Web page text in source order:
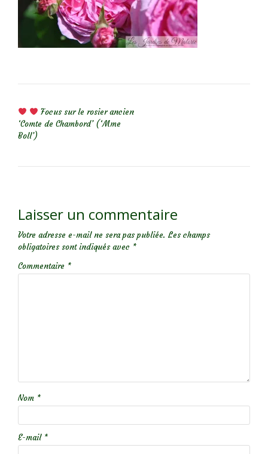
Focus sur le rosier ancien
‘Comte de Chambord’ (‘Mme
Boll’)
Laisser un commentaire
Votre adresse e-mail ne sera pas publiée. Les champs
obligatoires sont indiqués avec *
Commentaire *
Nom *
E-mail *